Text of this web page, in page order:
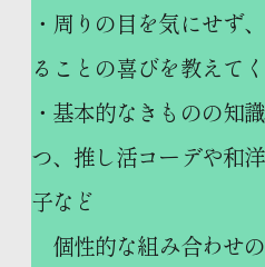
・周りの目を気にせず
ることの喜びを教えてく
・基本的なきものの知
つ、推し活コーデや和
子など
個性的な組み合わせ